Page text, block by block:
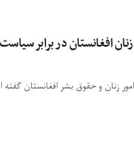
افغانستان در برابر
امور زنان و حقوق بشر افغانستان